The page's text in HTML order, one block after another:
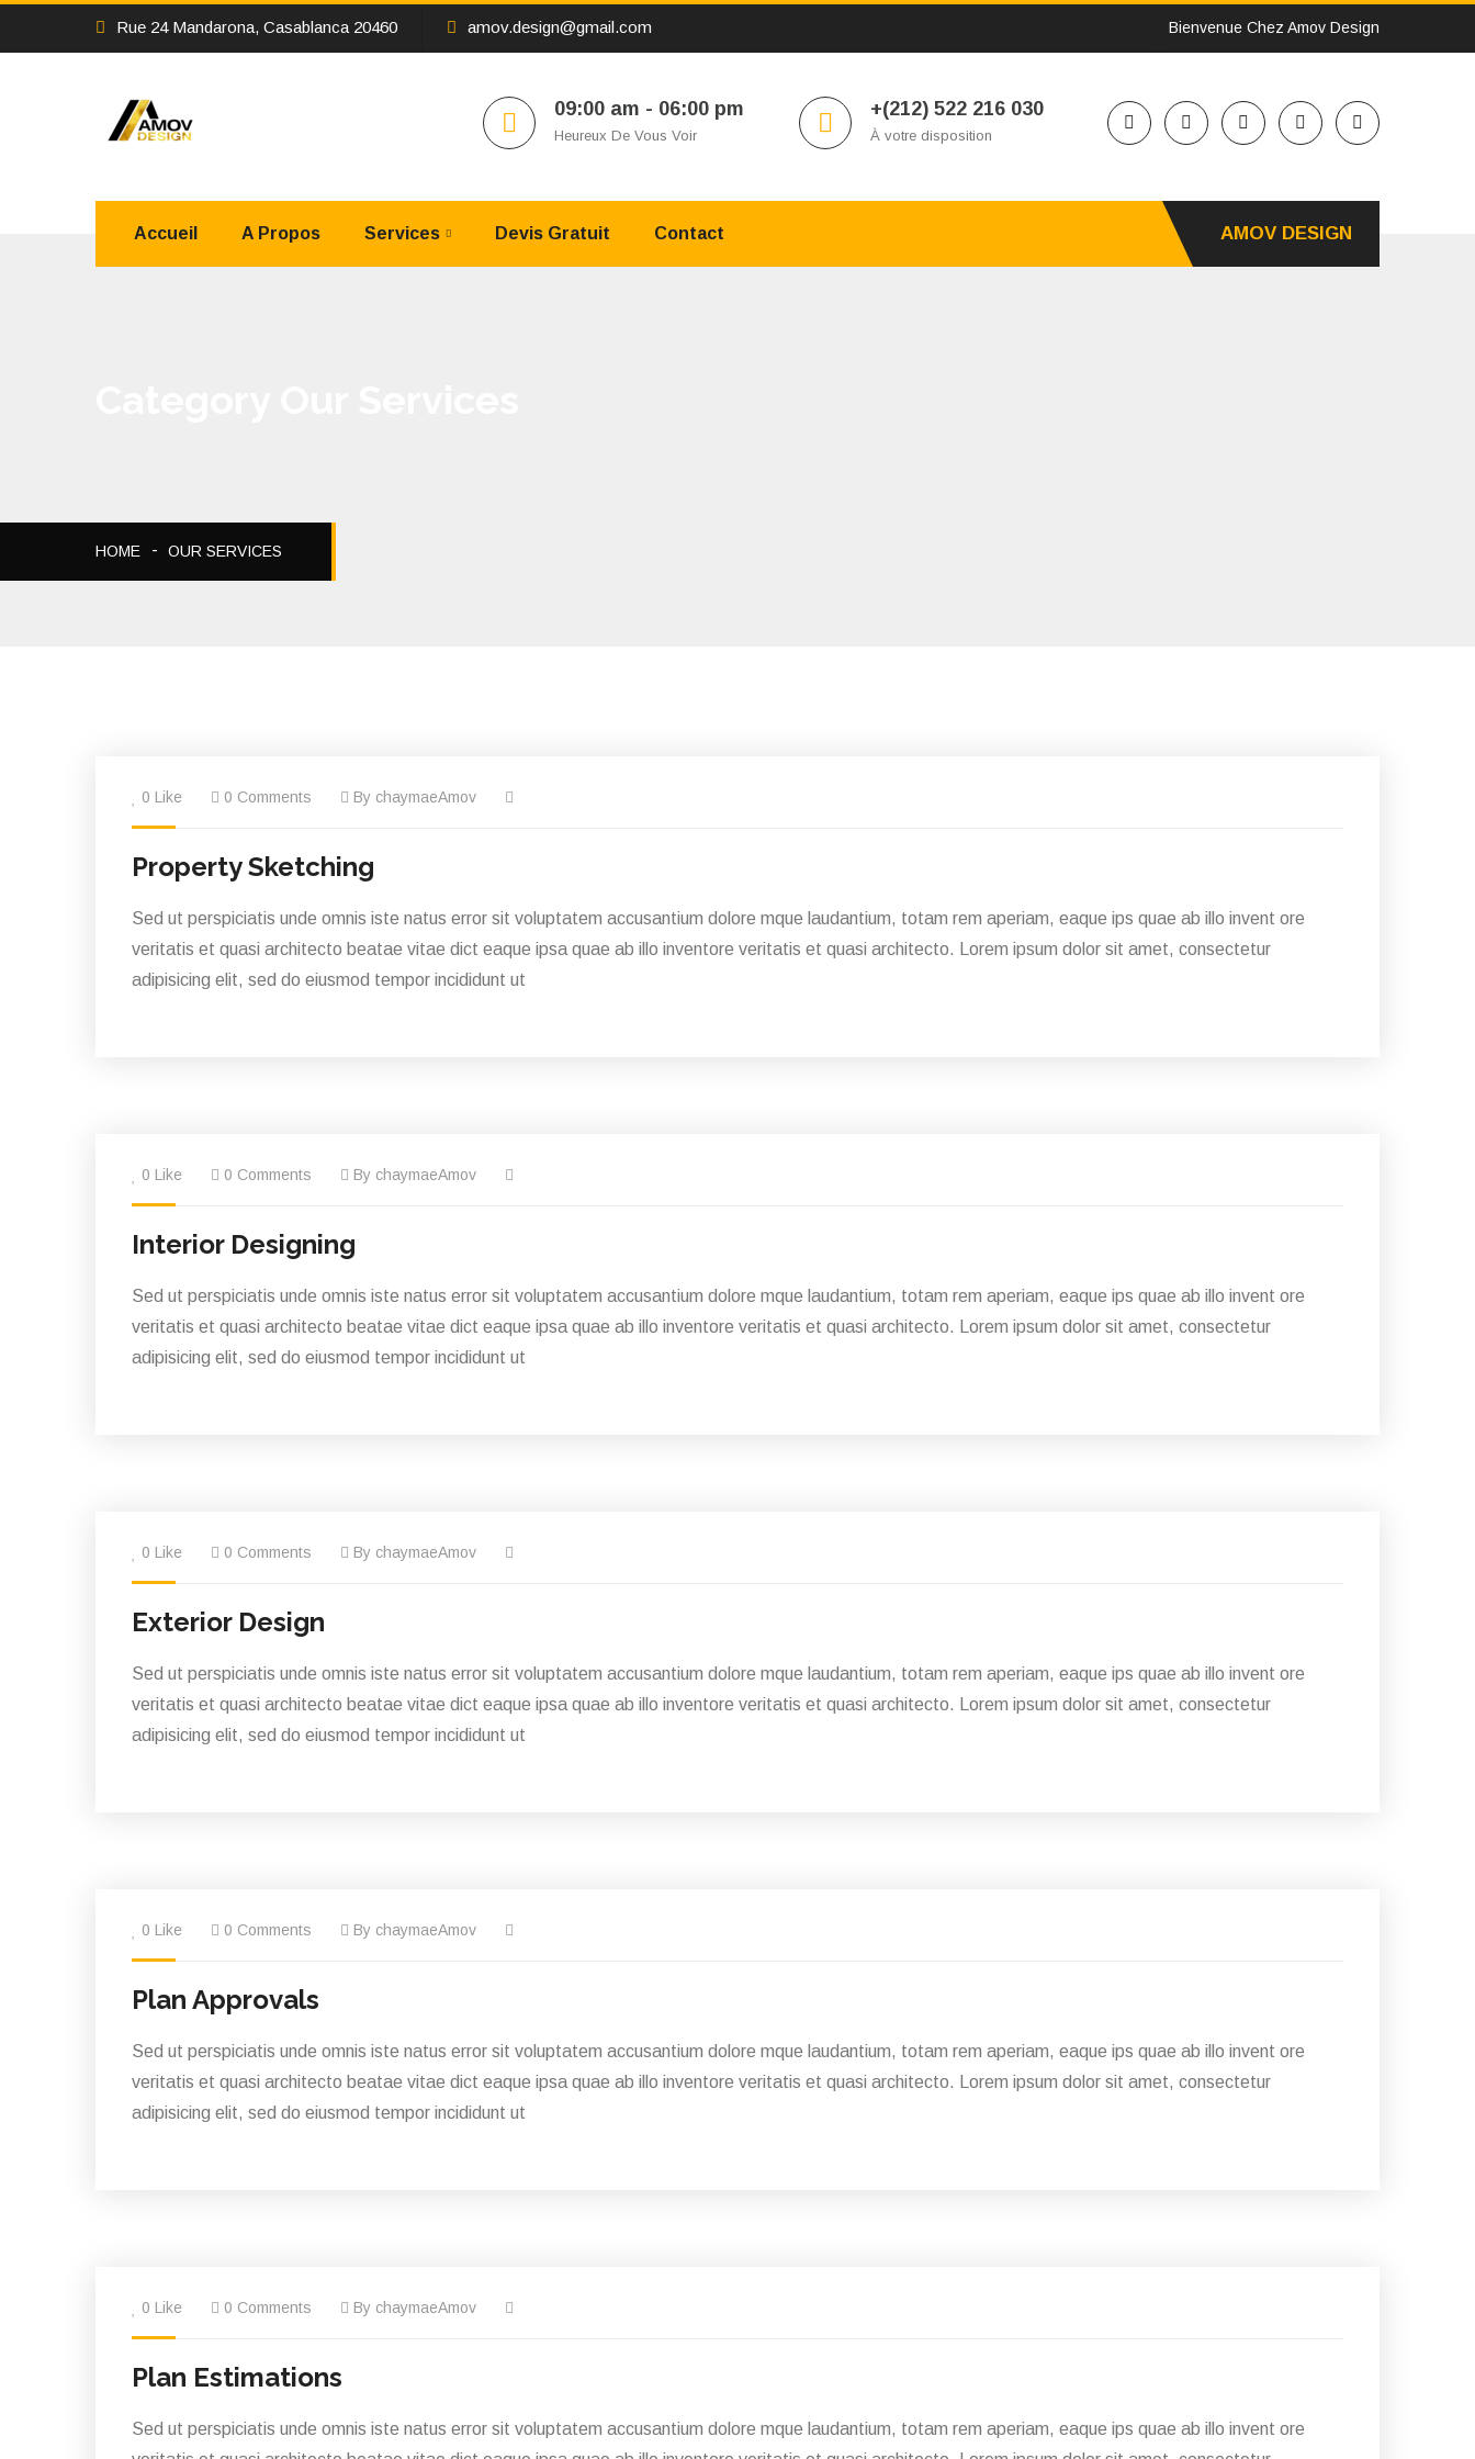
Rue 24 Mandarona, Casablanca 20460 amov.design@gmail.com Bienvenue Chez Amov Design
09:00 am - 06:00 pm
Heureux De Vous Voir
+(212) 522 216 030
À votre disposition
Accueil A Propos Services Devis Gratuit Contact AMOV DESIGN
HOME OUR SERVICES
0 Like 0 Comments By chaymaeAmov
Property Sketching
Sed ut perspiciatis unde omnis iste natus error sit voluptatem accusantium dolore mque laudantium, totam rem aperiam, eaque ips quae ab illo invent ore
veritatis et quasi architecto beatae vitae dict eaque ipsa quae ab illo inventore veritatis et quasi architecto. Lorem ipsum dolor sit amet, consectetur
adipisicing elit, sed do eiusmod tempor incididunt ut
0 Like 0 Comments By chaymaeAmov
Interior Designing
Sed ut perspiciatis unde omnis iste natus error sit voluptatem accusantium dolore mque laudantium, totam rem aperiam, eaque ips quae ab illo invent ore
veritatis et quasi architecto beatae vitae dict eaque ipsa quae ab illo inventore veritatis et quasi architecto. Lorem ipsum dolor sit amet, consectetur
adipisicing elit, sed do eiusmod tempor incididunt ut
0 Like 0 Comments By chaymaeAmov
Exterior Design
Sed ut perspiciatis unde omnis iste natus error sit voluptatem accusantium dolore mque laudantium, totam rem aperiam, eaque ips quae ab illo invent ore
veritatis et quasi architecto beatae vitae dict eaque ipsa quae ab illo inventore veritatis et quasi architecto. Lorem ipsum dolor sit amet, consectetur
adipisicing elit, sed do eiusmod tempor incididunt ut
0 Like 0 Comments By chaymaeAmov
Plan Approvals
Sed ut perspiciatis unde omnis iste natus error sit voluptatem accusantium dolore mque laudantium, totam rem aperiam, eaque ips quae ab illo invent ore
veritatis et quasi architecto beatae vitae dict eaque ipsa quae ab illo inventore veritatis et quasi architecto. Lorem ipsum dolor sit amet, consectetur
adipisicing elit, sed do eiusmod tempor incididunt ut
0 Like 0 Comments By chaymaeAmov
Plan Estimations
Sed ut perspiciatis unde omnis iste natus error sit voluptatem accusantium dolore mque laudantium, totam rem aperiam, eaque ips quae ab illo invent ore